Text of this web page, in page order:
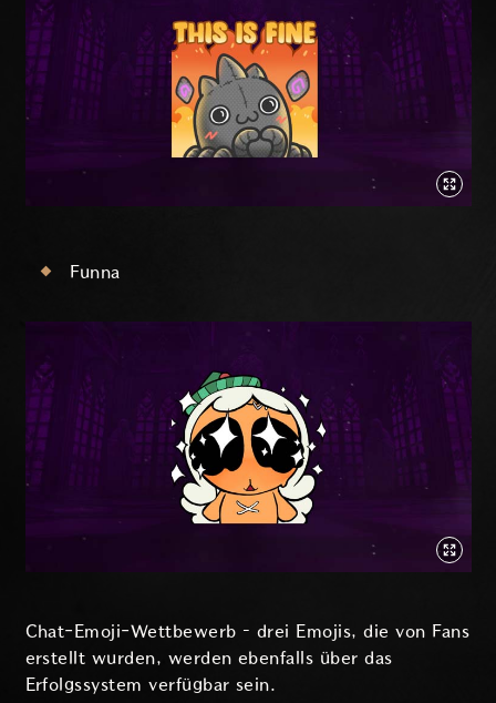
Funna
Chat-Emoji-Wettbewerb – drei Emojis, die von Fans
erstellt wurden, werden ebenfalls über das
Erfolgssystem verfügbar sein.